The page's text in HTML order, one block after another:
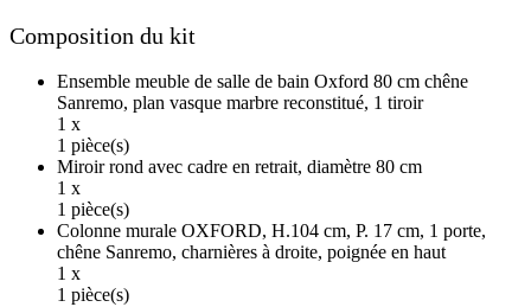
Composition du kit
Ensemble meuble de salle de bain Oxford 80 cm chêne
Sanremo, plan vasque marbre reconstitué, 1 tiroir
1 x
1 pièce(s)
Miroir rond avec cadre en retrait, diamètre 80 cm
1 x
1 pièce(s)
Colonne murale OXFORD, H.104 cm, P. 17 cm, 1 porte,
chêne Sanremo, charnières à droite, poignée en haut
1 x
1 pièce(s)